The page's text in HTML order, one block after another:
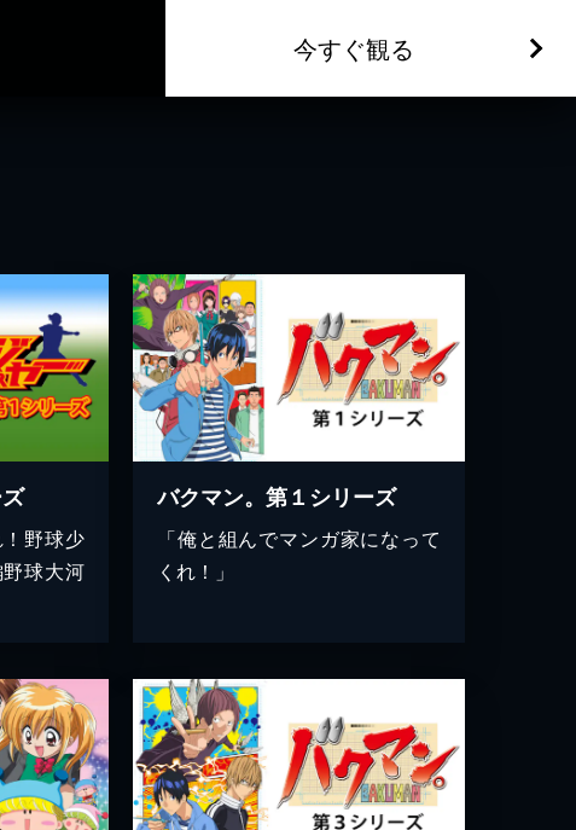
今すぐ観る
野球少
球大河
バクマン。第１シリーズ
「俺と組んでマンガ家になって
くれ！」